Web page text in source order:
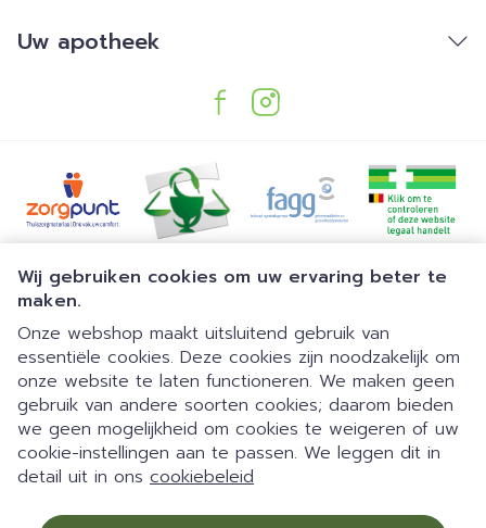
Wij gebruiken cookies om uw ervaring beter te
maken.
Onze webshop maakt uitsluitend gebruik van
essentiële cookies. Deze cookies zijn noodzakelijk om
onze website te laten functioneren. We maken geen
gebruik van andere soorten cookies; daarom bieden
we geen mogelijkheid om cookies te weigeren of uw
cookie-instellingen aan te passen. We leggen dit in
detail uit in ons cookiebeleid
1 van 1
Gemakkelijk parkeren | 24/7
automaat | Doorlopend open
Uw apotheek
Juridische links